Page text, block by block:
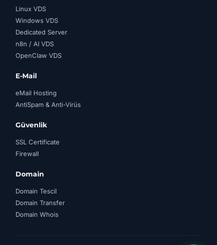
Linux VDS
Windows VDS
Dedicated Server
n8n / AI VDS
OpenClaw VDS
E-Mail
eMail Hosting
AntiSpam & Anti-Virüs
Güvenlik
SSL Certificate
Firewall
Domain
Domain Tescil
Domain Transfer
Domain Whois